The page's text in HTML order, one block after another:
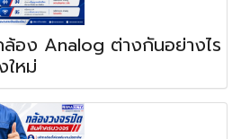
อง Analog ต่างกันอย่างไร
ใหม่